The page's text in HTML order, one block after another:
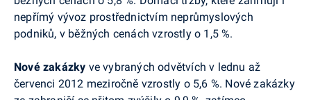
nepřímý vývoz prostřednictvím neprůmyslových
podniků, v běžných cenách vzrostly o 1,5 %.
Nové zakázky ve vybraných odvětvích v lednu až
červenci 2012 meziročně vzrostly o 5,6 %. Nové zakázky